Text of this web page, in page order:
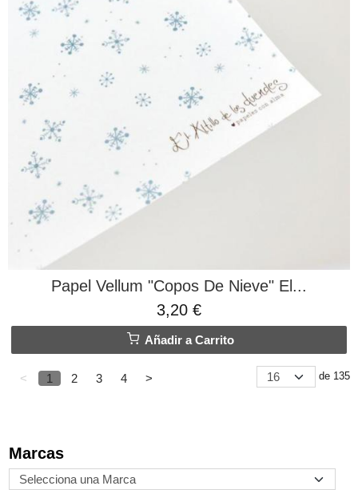
Marcas
Papel Vellum "Copos De Nieve" El...
3,20 €
Añadir a Carrito
< 1 2 3 4 > de 135